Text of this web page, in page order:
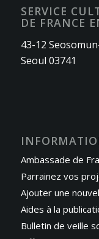
SERVICE
DE FRANCE
43-12
Seoul 03741
Ambassade de
Parrainez vos
Ajouter une
Aides à la
Bulletin de veille